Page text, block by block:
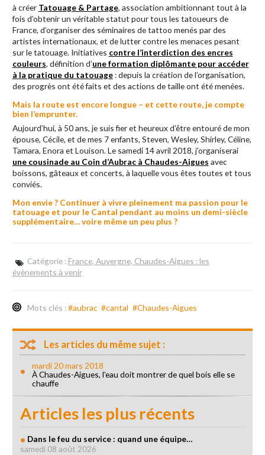
à créer Tatouage & Partage, association ambitionnant tout à la
fois d’obtenir un véritable statut pour tous les tatoueurs de
France, d’organiser des séminaires de tattoo menés par des
artistes internationaux, et de lutter contre les menaces pesant
sur le tatouage. Initiatives contre l’interdiction des encres
couleurs, définition d’une formation diplômante pour accéder
à la pratique du tatouage: depuis la création de l’organisation,
des progrès ont été faits et des actions de taille ont été menées.
Mais la route est encore longue – et cette route, je compte
bien l’emprunter.
Aujourd’hui, à 50 ans, je suis fier et heureux d’être entouré de mon
épouse, Cécile, et de mes 7 enfants, Steven, Wesley, Shirley, Céline,
Tamara, Enora et Louison. Le samedi 14 avril 2018, j’organiserai
une cousinade au Coin d’Aubrac à Chaudes-Aigues avec
boissons, gâteaux et concerts, à laquelle vous êtes toutes et tous
conviés.
Mon envie ? Continuer à vivre pleinement ma passion pour le
tatouage et pour le Cantal pendant au moins un demi-siècle
supplémentaire… voire même un peu plus ?
Catégorie : France, Auvergne, Chaudes-Aigues : les
évènements à venir
Mots clés :#aubrac #cantal #Chaudes-Aigues
Les articles du même sujet :
mardi 20 mars 2018
À Chaudes-Aigues, l’eau doit montrer de quel bois elle se
chauffe
Articles les plus récents
Dans le feu du service : quand une équipe…
samedi 08 août 2026